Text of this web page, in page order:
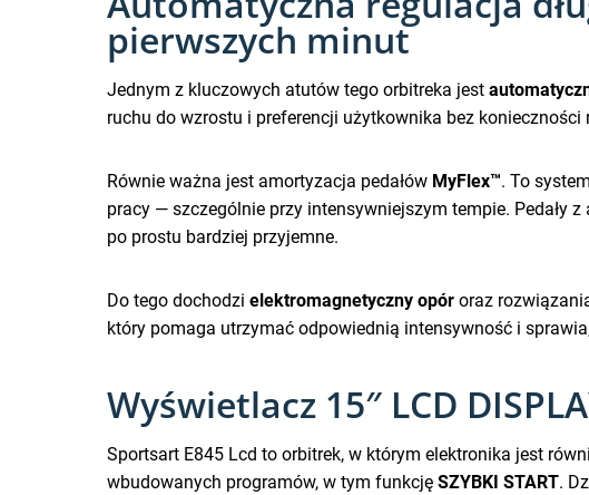
pierwszych minut
Jednym z kluczowych atutów tego orbitreka jest
ruchu do wzrostu i preferencji użytkownika bez
Równie ważna jest amortyzacja pedałów MyFlex™. To
pracy — szczególnie przy intensywniejszym tempie. Pedały
po prostu bardziej przyjemne.
Do tego dochodzi elektromagnetyczny opór oraz
który pomaga utrzymać odpowiednią intensywność i
Wyświetlacz 15″ LCD
Sportsart E845 Lcd to orbitrek, w którym elektronika jest
wbudowanych programów, w tym funkcję SZYBKI START.